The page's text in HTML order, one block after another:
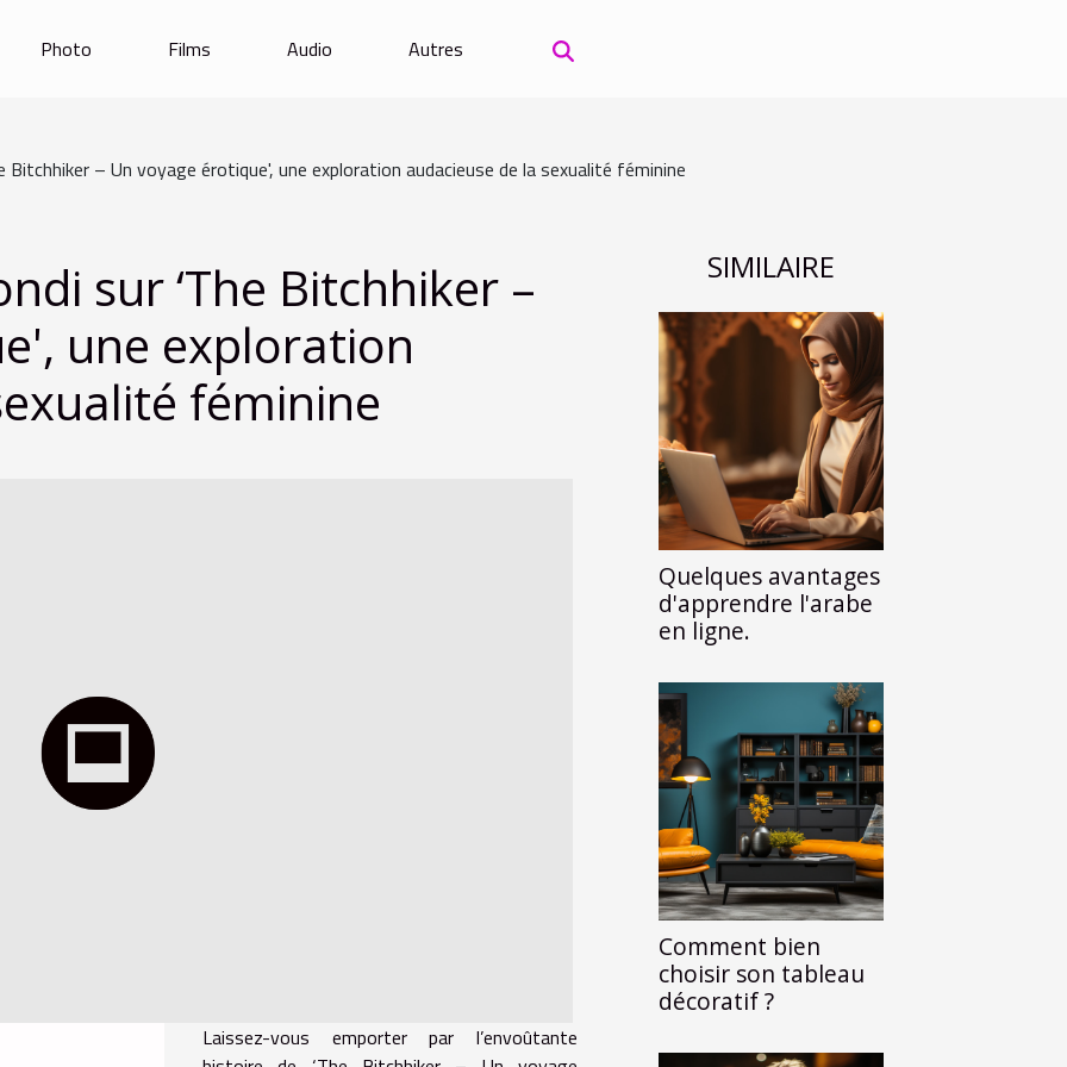
Photo Films Audio Autres
Bitchhiker – Un voyage érotique', une exploration audacieuse de la sexualité féminine
sur ‘The Bitchhiker –
une exploration
féminine
Laissez-vous emporter par l’envoûtante
SIMILAIRE
Quelques avantages
d'apprendre l'arabe
en ligne.
Comment bien
choisir son tableau
décoratif ?